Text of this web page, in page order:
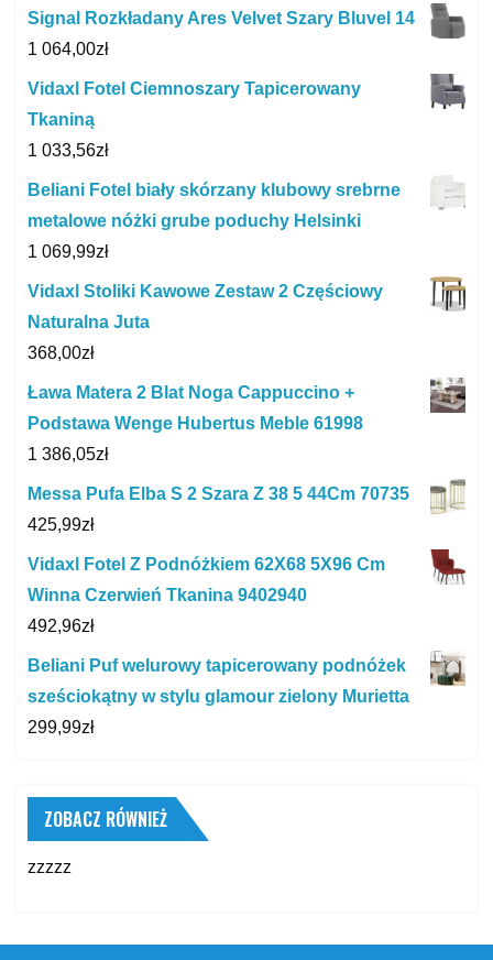
Signal Rozkładany Ares Velvet Szary Bluvel 14
1 064,00zł
Vidaxl Fotel Ciemnoszary Tapicerowany
Tkaniną
1 033,56zł
Beliani Fotel biały skórzany klubowy srebrne
metalowe nóżki grube poduchy Helsinki
1 069,99zł
Vidaxl Stoliki Kawowe Zestaw 2 Częściowy
Naturalna Juta
368,00zł
Ława Matera 2 Blat Noga Cappuccino +
Podstawa Wenge Hubertus Meble 61998
1 386,05zł
Messa Pufa Elba S 2 Szara Z 38 5 44Cm 70735
425,99zł
Vidaxl Fotel Z Podnóżkiem 62X68 5X96 Cm
Winna Czerwień Tkanina 9402940
492,96zł
Beliani Puf welurowy tapicerowany podnóżek
sześciokątny w stylu glamour zielony Murietta
299,99zł
ZOBACZ RÓWNIEŻ
zzzzz